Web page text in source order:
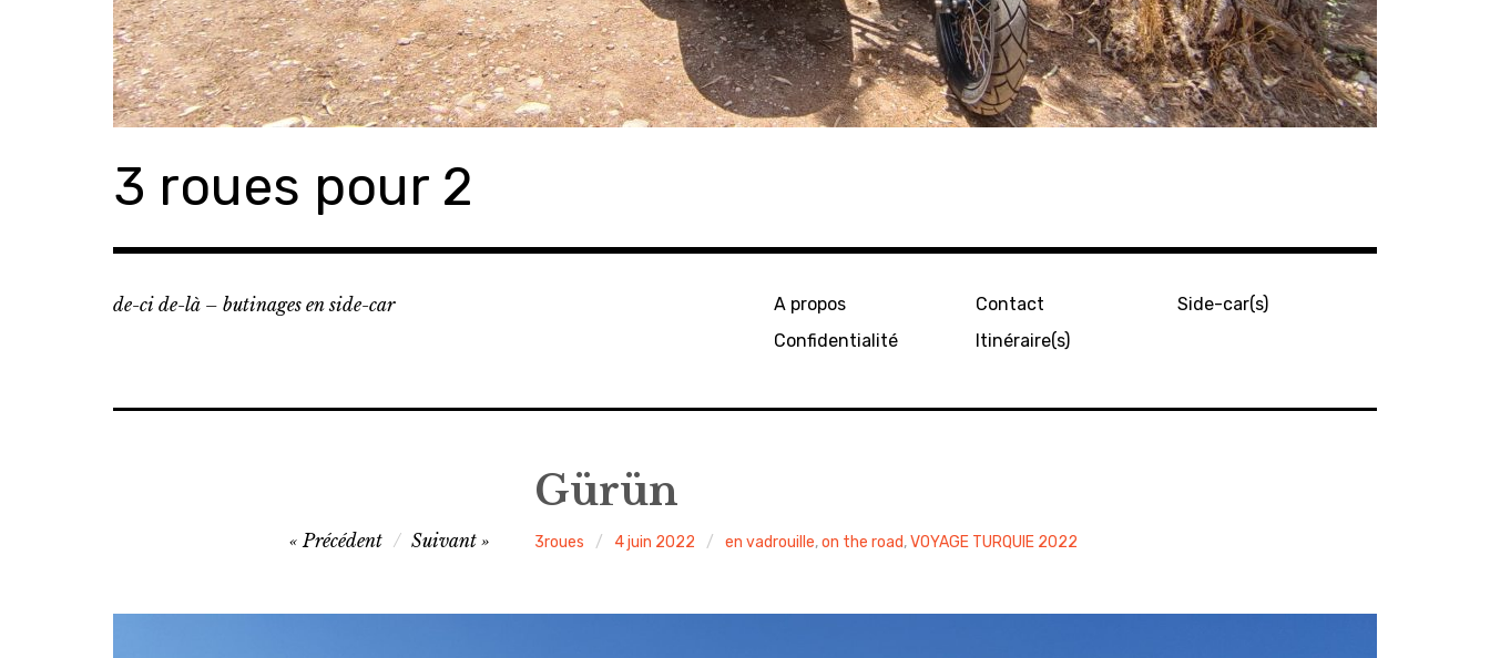
3 roues pour 2
de-ci de-là – butinages en side-car
A propos
Confidentialité
Contact
Itinéraire(s)
Side-car(s)
Gürün
3roues 4 juin 2022 en vadrouille,on the road,VOYAGE TURQUIE 2022
l’article
Précédent Suivant